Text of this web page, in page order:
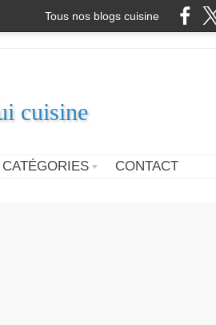
Tous nos blogs cuisine
cuisine
CATÉGORIES CONTACT